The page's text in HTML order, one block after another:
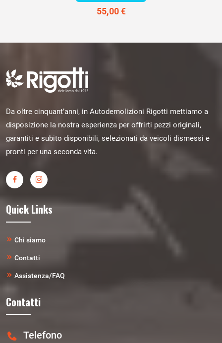
55,00 €
Da oltre cinquant’anni, in Autodemolizioni Rigotti mettiamo a
disposizione la nostra esperienza per offrirti pezzi originali,
garantiti e subito disponibili, selezionati da veicoli dismessi e
pronti per una seconda vita.
Quick Links
Chi siamo
Contatti
Assistenza/FAQ
Contatti
Telefono